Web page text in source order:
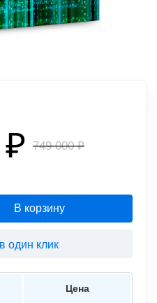
749 000 ₽
В корзину
один клик
Цена